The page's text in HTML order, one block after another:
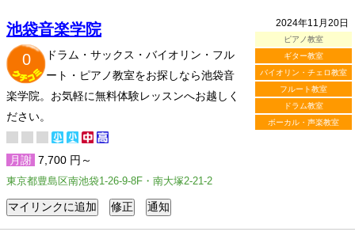
2024年11月20日
ピアノ教室
ギター教室
バイオリン・チェロ教室
フルート教室
ドラム教室
ボーカル・声楽教室
池袋音楽学院
0
ドラム・サックス・バイオリン・フル
ート・ピアノ教室をお探しなら池袋音
楽学院。お気軽に無料体験レッスンへお越しく
ださい。
月謝 7,700 円～
東京都豊島区南池袋1-26-9-8F・南大塚2-21-2